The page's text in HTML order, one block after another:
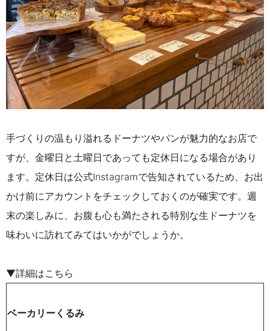
手づくりの温もり溢れるドーナツやパンが魅力的なお店で
すが、金曜日と土曜日であっても定休日になる場合があり
ます。定休日は公式Instagramで告知されているため、お出
かけ前にアカウントをチェックしておくのが確実です。週
末の楽しみに、お腹も心も満たされる特別な生ドーナツを
味わいに訪れてみてはいかがでしょうか。
▼詳細はこちら
ベーカリーくるみ